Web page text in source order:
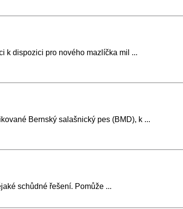
k dispozici pro nového mazlíčka mil ...
Bernský salašnický pes (BMD), k ...
schůdné řešení. Pomůže ...